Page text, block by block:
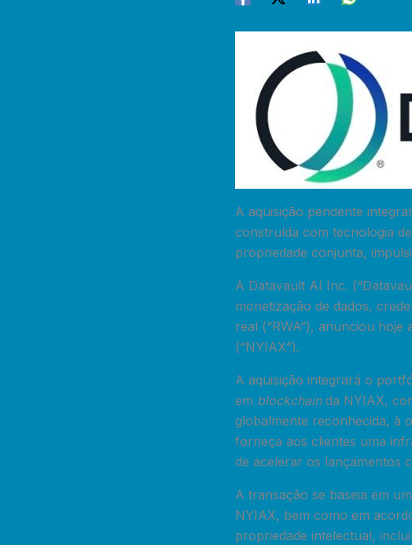
A aquisição pendente
construída com tecnologia
propriedade conjunta,
A Datavault AI Inc.
monetização de dados,
real (“RWA”), anunciou
(“NYIAX”).
A aquisição integrará o
em blockchainda NYIAX,
globalmente reconhecida, à
forneça aos clientes uma
de acelerar os lançamentos
A transação se baseia em
NYIAX, bem como em
propriedade intelectual,